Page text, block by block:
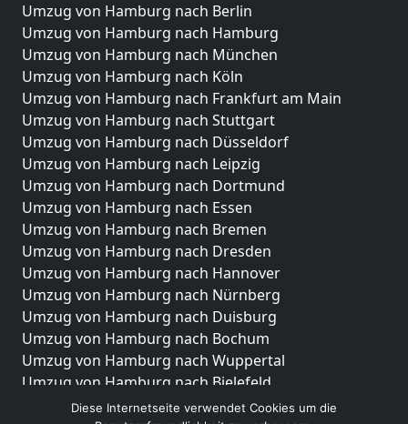
Umzug von Hamburg nach Berlin
Umzug von Hamburg nach Hamburg
Umzug von Hamburg nach München
Umzug von Hamburg nach Köln
Umzug von Hamburg nach Frankfurt am Main
Umzug von Hamburg nach Stuttgart
Umzug von Hamburg nach Düsseldorf
Umzug von Hamburg nach Leipzig
Umzug von Hamburg nach Dortmund
Umzug von Hamburg nach Essen
Umzug von Hamburg nach Bremen
Umzug von Hamburg nach Dresden
Umzug von Hamburg nach Hannover
Umzug von Hamburg nach Nürnberg
Umzug von Hamburg nach Duisburg
Umzug von Hamburg nach Bochum
Umzug von Hamburg nach Wuppertal
Umzug von Hamburg nach Bielefeld
Umzug von Hamburg nach Bonn
Diese Internetseite verwendet Cookies um die